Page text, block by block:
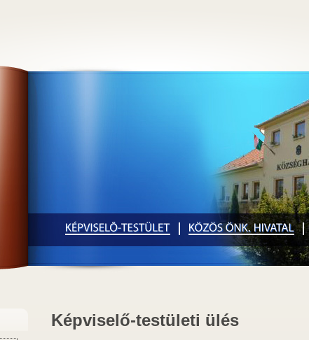
Képviselő-testületi ülés